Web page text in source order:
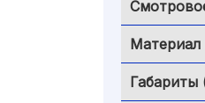
Материал